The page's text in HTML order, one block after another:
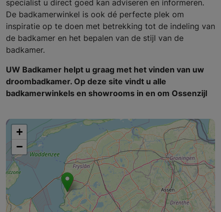
specialist u direct goed kan adviseren en informeren.
De badkamerwinkel is ook dé perfecte plek om
inspiratie op te doen met betrekking tot de indeling van
de badkamer en het bepalen van de stijl van de
badkamer.
UW Badkamer helpt u graag met het vinden van uw
droombadkamer. Op deze site vindt u alle
badkamerwinkels en showrooms in en om Ossenzijl
+
−